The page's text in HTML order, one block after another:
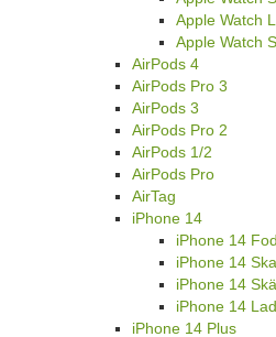
Apple Watch
Apple Watch
AirPods 4
AirPods Pro 3
AirPods 3
AirPods Pro 2
AirPods 1/2
AirPods Pro
AirTag
iPhone 14
iPhone 14
iPhone 14
iPhone 14
iPhone 14
iPhone 14 Plus